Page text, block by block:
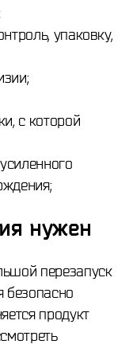
упаковку,
с которой
нужен
перезапуск
безопасно
продукт